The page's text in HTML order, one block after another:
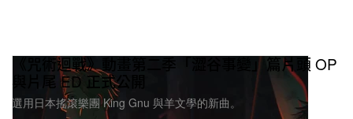
《咒術迴戰》動畫第二季「澀谷事變」篇片頭 OP
與片尾 ED 正式公開
選用日本搖滾樂團 King Gnu 與羊文學的新曲。